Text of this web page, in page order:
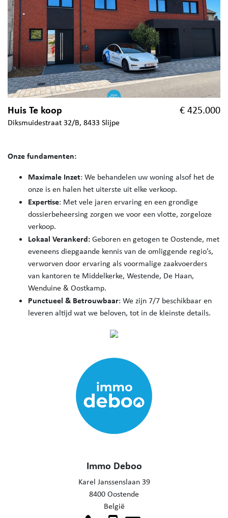
Huis Te koop € 425.000
Diksmuidestraat 32/B, 8433 Slijpe
Onze fundamenten:
Maximale Inzet: We behandelen uw woning alsof het de
onze is en halen het uiterste uit elke verkoop.
Expertise: Met vele jaren ervaring en een grondige
dossierbeheersing zorgen we voor een vlotte, zorgeloze
verkoop.
Lokaal Verankerd:Geboren en getogen te Oostende, met
eveneens diepgaande kennis van de omliggende regio’s,
verworven door ervaring als voormalige zaakvoerders
van kantoren te Middelkerke, Westende, De Haan,
Wenduine & Oostkamp.
Punctueel & Betrouwbaar: We zijn 7/7 beschikbaar en
leveren altijd wat we beloven, tot in de kleinste details.
Immo Deboo
Karel Janssenslaan 39
8400 Oostende
België